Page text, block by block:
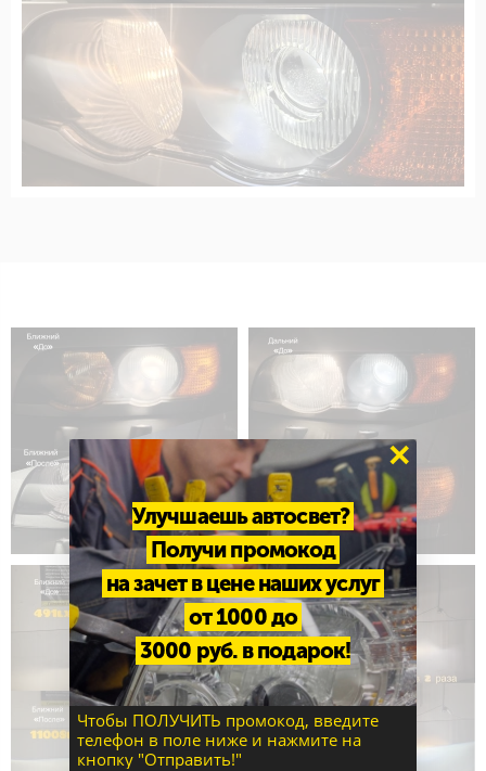
Улучшаешь автосвет?
Получи промокод
на зачет в цене наших услуг
от 1000 до
3000 руб. в подарок!
×
Чтобы ПОЛУЧИТЬ промокод, введите
телефон в поле ниже и нажмите на
кнопку "Отправить!"